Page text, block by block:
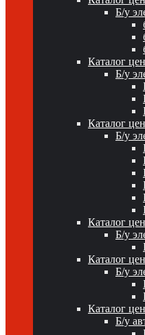
Б/у
Каталог
Б/у
Каталог
Б/у
Каталог
Б/у
Каталог
Б/у
Каталог
Б/у